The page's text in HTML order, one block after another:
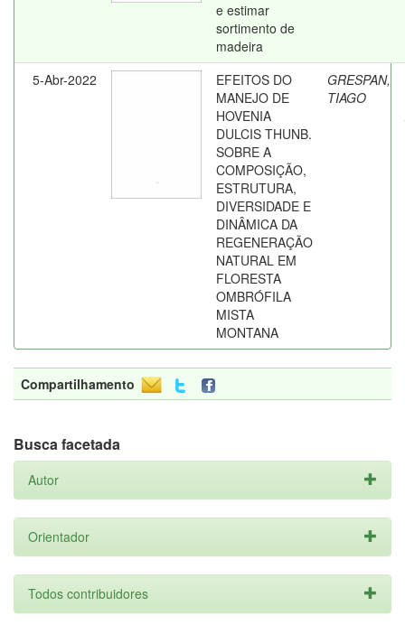
e estimar
sortimento de
madeira
5-Abr-2022
EFEITOS DO
MANEJO DE
HOVENIA
DULCIS THUNB.
SOBRE A
COMPOSIÇÃO,
ESTRUTURA,
DIVERSIDADE E
DINÂMICA DA
REGENERAÇÃO
NATURAL EM
FLORESTA
OMBRÓFILA
MISTA
MONTANA
GRESPAN,
TIAGO
Compartilhamento
Busca facetada
Autor
Orientador
Todos contribuidores